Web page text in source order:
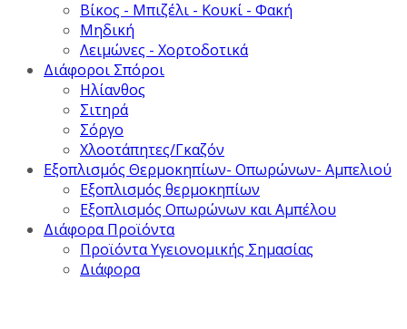
Βίκος - Μπιζέλι - Κουκί - Φακή
Μηδική
Λειμώνες - Χορτοδοτικά
Διάφοροι Σπόροι
Ηλίανθος
Σιτηρά
Σόργο
Χλοοτάπητες/Γκαζόν
Εξοπλισμός Θερμοκηπίων- Οπωρώνων- Αμπελιού
Εξοπλισμός θερμοκηπίων
Εξοπλισμός Οπωρώνων και Αμπέλου
Διάφορα Προϊόντα
Προϊόντα Υγειονομικής Σημασίας
Διάφορα